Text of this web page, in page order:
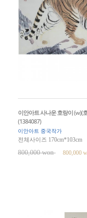
이안아트 사나운 호랑이 (w)(
(1384087)
이안아트 중국작가
전체사이즈 170cm*103cm
800,000 won 800,000